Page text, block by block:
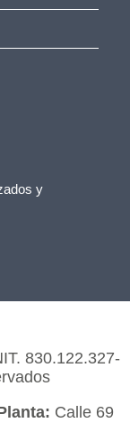
y
830.122.327-
Calle 69